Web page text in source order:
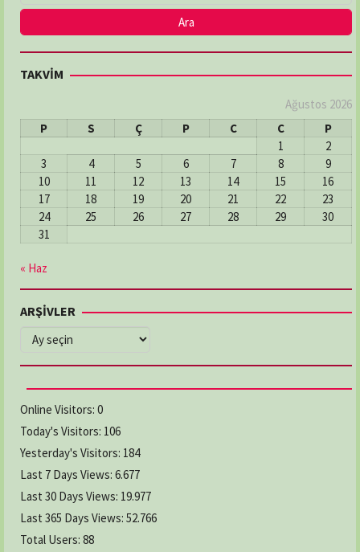
TAKVİM
Ağustos 2026
P
S Ç P C C
P
1
2
3
4 5 6 7 8
9
10
11 12 13 14 15
16
17
18 19 20 21 22
23
24
25 26 27 28 29
30
31
« Haz
ARŞİVLER
ARŞİVLER
Online Visitors: 0
Today's Visitors: 106
Yesterday's Visitors: 184
Last 7 Days Views: 6.677
Last 30 Days Views: 19.977
Last 365 Days Views: 52.766
Total Users: 88